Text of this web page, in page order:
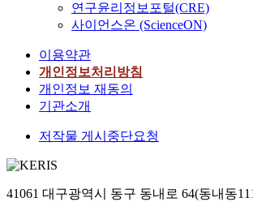
연구윤리정보포털(CRE)
사이언스온 (ScienceON)
이용약관
개인정보처리방침
개인정보 재동의
기관소개
저작물 게시중단요청
41061 대구광역시 동구 동내로 64(동내동